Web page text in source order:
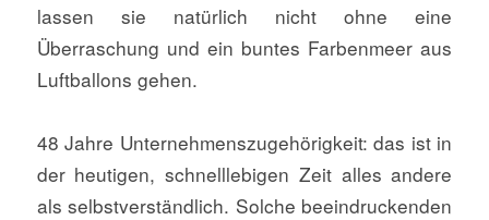
lassen sie natürlich nicht ohne eine
Überraschung und ein buntes Farbenmeer aus
Luftballons gehen.
48 Jahre Unternehmenszugehörigkeit: das ist in
der heutigen, schnelllebigen Zeit alles andere
als selbstverständlich. Solche beeindruckenden